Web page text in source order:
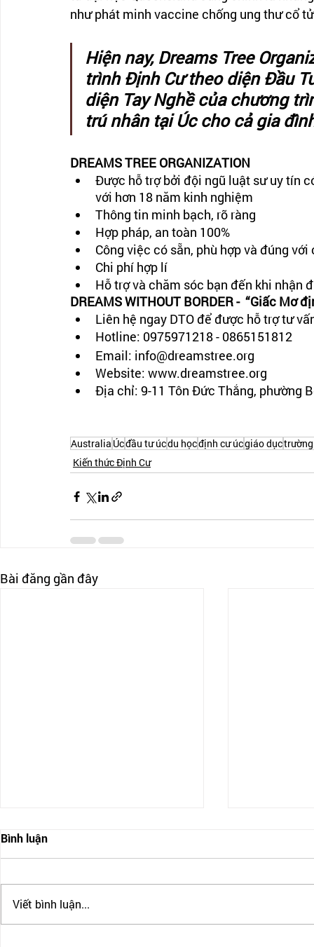
như phát minh vaccine chống ung thư cổ
Hiện nay, Dreams Tree
trình Định Cư theo diện Đầu
diện Tay Nghề của chương
trú nhân tại Úc cho cả gia
DREAMS TREE ORGANIZATION
Được hỗ trợ bởi đội ngũ luật sư uy tín
với hơn 18 năm kinh nghiệm
Thông tin minh bạch, rõ ràng
Hợp pháp, an toàn 100%
Công việc có sẵn, phù hợp và đúng
Chi phí hợp lí
Hỗ trợ và chăm sóc bạn đến khi nhận
DREAMS WITHOUT BORDER -  “Giấc Mơ
Liên hệ ngay DTO để được hỗ trợ tư
Hotline: 0975971218 - 0865151812
Email: info@dreamstree.org
Website: www.dreamstree.org
Địa chỉ: 9-11 Tôn Đức Thắng, phường
Australia Úcđầu tư úcdu họcđịnh cư úcgiáo dục
Kiến thức Định Cư
Bài đăng gần đây
Bình luận
Viết bình luận...